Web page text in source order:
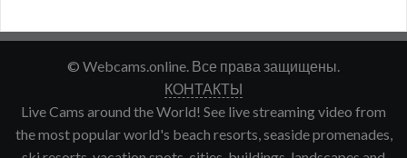
© Webcams.online. Все права защищены.
КОНТАКТЫ
Live Cams around the World! See live streaming video from
the most popular world's beach resorts, seaside promenades,